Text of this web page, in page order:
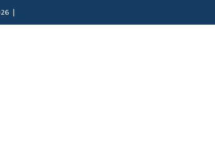
|